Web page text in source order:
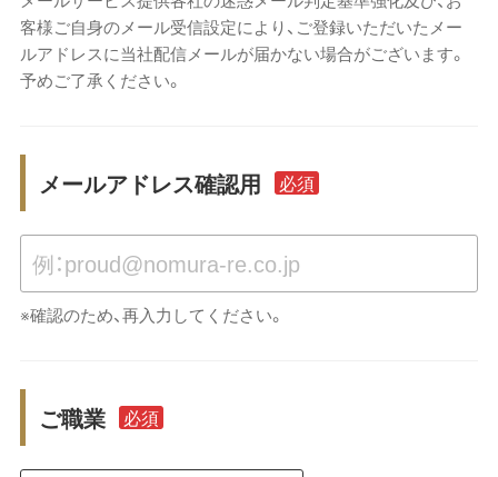
客様ご自身のメール受信設定により、ご登録いただいたメー
ルアドレスに当社配信メールが届かない場合がございます。
予めご了承ください。
メールアドレス確認用 必須
※確認のため、再入力してください。
ご職業 必須